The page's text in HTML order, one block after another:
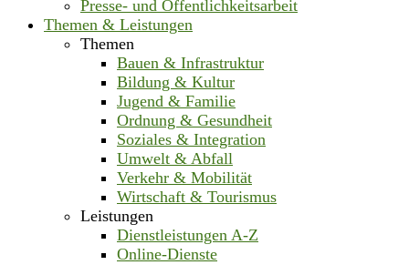
Presse- und Öffentlichkeitsarbeit
Themen & Leistungen
Themen
Bauen & Infrastruktur
Bildung & Kultur
Jugend & Familie
Ordnung & Gesundheit
Soziales & Integration
Umwelt & Abfall
Verkehr & Mobilität
Wirtschaft & Tourismus
Leistungen
Dienstleistungen A-Z
Online-Dienste